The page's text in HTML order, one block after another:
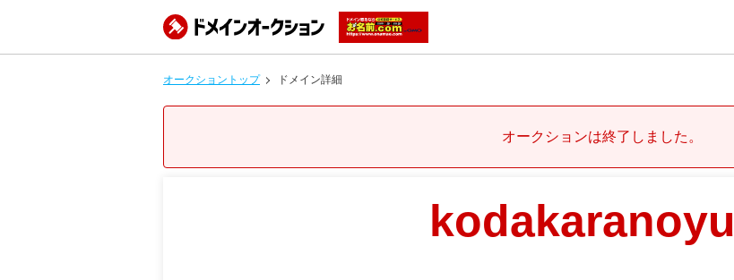
オークショントップ ドメイン詳細
オークションは終了しました。